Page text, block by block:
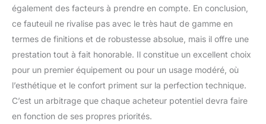
également des facteurs à prendre en compte. En conclusion,
ce fauteuil ne rivalise pas avec le très haut de gamme en
termes de finitions et de robustesse absolue, mais il offre une
prestation tout à fait honorable. Il constitue un excellent choix
pour un premier équipement ou pour un usage modéré, où
l’esthétique et le confort priment sur la perfection technique.
C’est un arbitrage que chaque acheteur potentiel devra faire
en fonction de ses propres priorités.